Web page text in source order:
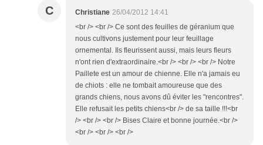
C Christiane 26/04/2012 14:41
<br /> <br /> Ce sont des feuilles de géranium que
nous cultivons justement pour leur feuillage
ornemental. Ils fleurissent aussi, mais leurs fleurs
n'ont rien d'extraordinaire.<br /> <br /> <br /> Notre
Paillete est un amour de chienne. Elle n'a jamais eu
de chiots : elle ne tombait amoureuse que des
grands chiens, nous avons dû éviter les "rencontres".
Elle refusait les petits chiens<br /> de sa taille !!!<br
/> <br /> <br /> Bises Claire et bonne journée.<br />
<br /> <br /> <br />